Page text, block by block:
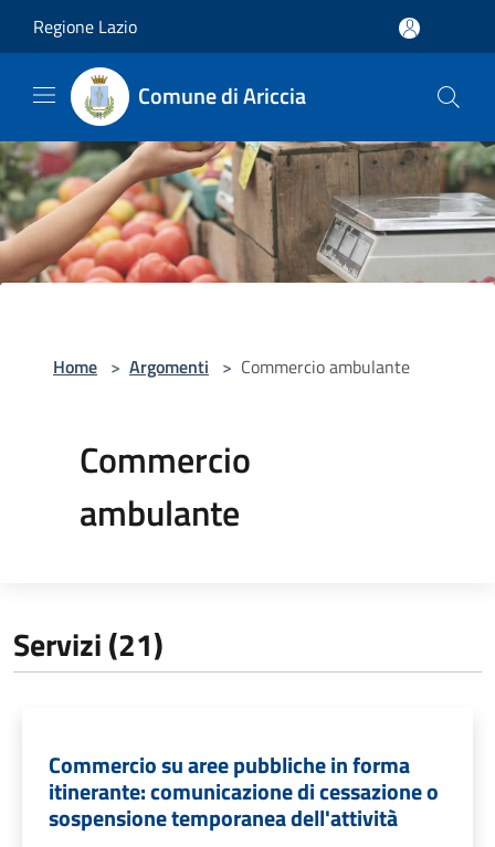
Regione Lazio
Comune di Ariccia
Home > Argomenti > Commercio ambulante
Commercio
ambulante
Servizi (21)
Commercio su aree pubbliche in forma
itinerante: comunicazione di cessazione o
sospensione temporanea dell'attività